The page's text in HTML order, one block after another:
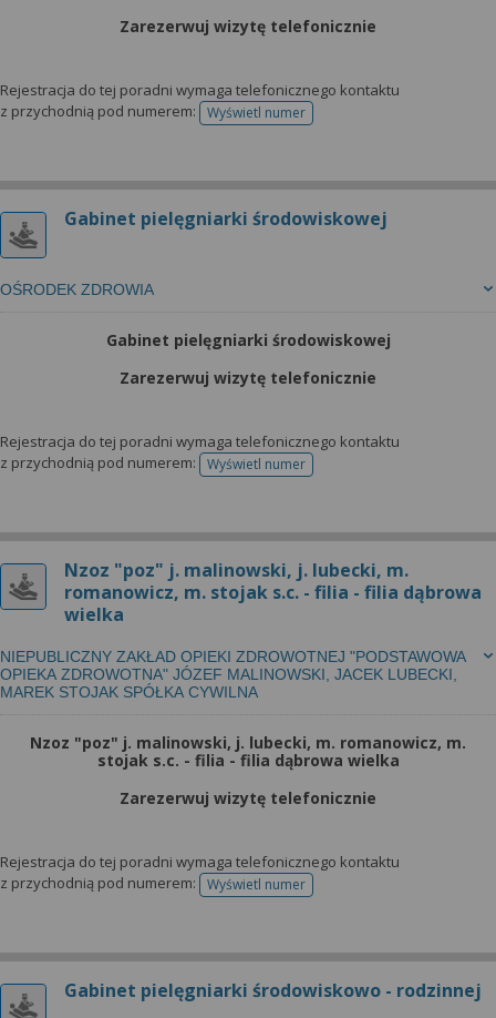
Zarezerwuj wizytę telefonicznie
Rejestracja do tej poradni wymaga telefonicznego kontaktu
z przychodnią pod numerem:
Wyświetl numertelefonu do rejestracji
Gabinet pielęgniarki środowiskowej
OŚRODEK ZDROWIA
Gabinet pielęgniarki środowiskowej
Zarezerwuj wizytę telefonicznie
Rejestracja do tej poradni wymaga telefonicznego kontaktu
z przychodnią pod numerem:
Wyświetl numertelefonu do rejestracji
Nzoz "poz" j. malinowski, j. lubecki, m.
romanowicz, m. stojak s.c. - filia - filia dąbrowa
wielka
NIEPUBLICZNY ZAKŁAD OPIEKI ZDROWOTNEJ "PODSTAWOWA
OPIEKA ZDROWOTNA" JÓZEF MALINOWSKI, JACEK LUBECKI,
MAREK STOJAK SPÓŁKA CYWILNA
Nzoz "poz" j. malinowski, j. lubecki, m. romanowicz, m.
stojak s.c. - filia - filia dąbrowa wielka
Zarezerwuj wizytę telefonicznie
Rejestracja do tej poradni wymaga telefonicznego kontaktu
z przychodnią pod numerem:
Wyświetl numertelefonu do rejestracji
Gabinet pielęgniarki środowiskowo - rodzinnej